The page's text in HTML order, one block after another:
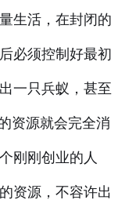
生活，在封闭的
必须控制好最初
一只兵蚁，甚至
资源就会完全消
刚刚创业的人
资源，不容许出